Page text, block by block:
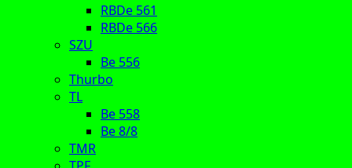
RBDe 561
RBDe 566
SZU
Be 556
Thurbo
TL
Be 558
Be 8/8
TMR